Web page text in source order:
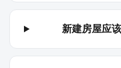
新建房屋应